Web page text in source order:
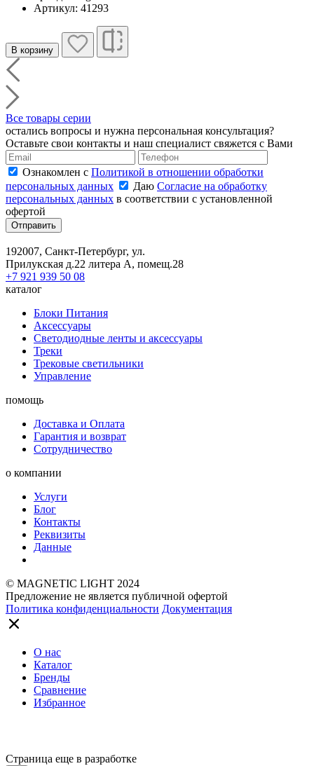
Артикул: 41293
В корзину
Все товары серии
остались вопросы и нужна персональная консультация?
Оставьте свои контакты и наш специалист свяжется с Вами
Ознакомлен с Политикой в отношении обработки
персональных данных
Даю Согласие на обработку
персональных данных в соответствии с установленной
офертой
Отправить
192007, Санкт-Петербург, ул.
Прилукская д.22 литера А, помещ.28
+7 921 939 50 08
каталог
Блоки Питания
Аксессуары
Светодиодные ленты и аксессуары
Треки
Трековые светильники
Управление
помощь
Доставка и Оплата
Гарантия и возврат
Сотрудничество
о компании
Услуги
Блог
Контакты
Реквизиты
Данные
© MAGNETIC LIGHT 2024
Предложение не является публичной офертой
Политика конфиденциальности Документация
О нас
Каталог
Бренды
Сравнение
Избранное
Страница еще в разработке